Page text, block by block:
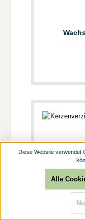
Diese Website verwendet
Alle